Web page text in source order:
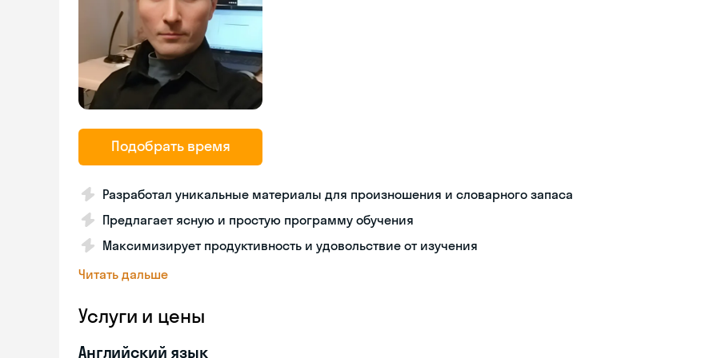
Подобрать время
Разработал уникальные материалы для произношения и словарного запаса
Предлагает ясную и простую программу обучения
Максимизирует продуктивность и удовольствие от изучения
Читать дальше
Услуги и цены
Английский язык